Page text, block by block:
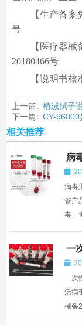
【生产备
号
【医疗器
20180466号
【说明书核
上一篇: 植绒拭子
下一篇: CY-96000
相关推荐
病
病毒
管产
毒、
于衣
一
一次
活病
械备